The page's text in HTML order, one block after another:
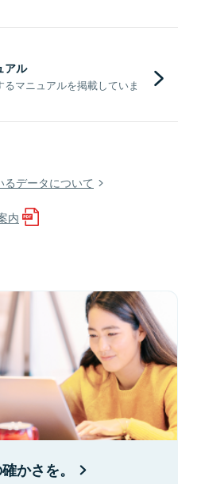
アル
マニュアルを掲載していま
データについて
内
かさを。